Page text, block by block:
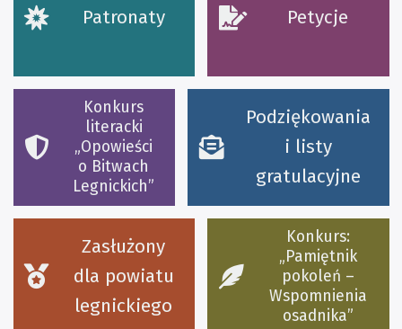
Patronaty Petycje
Konkurs
literacki
„Opowieści
o Bitwach
Legnickich”
Podziękowania
i listy
gratulacyjne
Zasłużony
dla powiatu
legnickiego
Konkurs:
„Pamiętnik
pokoleń –
Wspomnienia
osadnika”